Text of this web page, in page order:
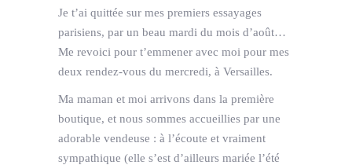
Je t’ai quittée sur mes premiers essayages
parisiens, par un beau mardi du mois d’août…
Me revoici pour t’emmener avec moi pour mes
deux rendez-vous du mercredi, à Versailles.
Ma maman et moi arrivons dans la première
boutique, et nous sommes accueillies par une
adorable vendeuse : à l’écoute et vraiment
sympathique (elle s’est d’ailleurs mariée l’été